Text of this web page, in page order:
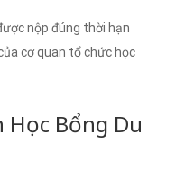
nộp đúng thời hạn
cơ quan tổ chức học
Học Bổng Du